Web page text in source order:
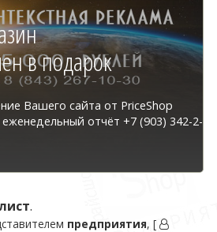
в подарок
Вашего сайта от PriceShop
отчёт +7 (903) 342-2-
.
предприятия, [